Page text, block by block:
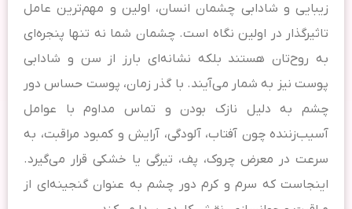
زیبایی و شادابی چشمان انسان، اولین و مهم‌ترین عامل
تاثیرگذار در اولین نگاه است. چشمان شما نه تنها پنجره‌ای
به روح‌تان هستند بلکه نشانه‌ای بارز از سن و شادابی
پوست نیز به شمار می‌آیند. با گذر زمان، پوست حساس دور
چشم به دلیل نازک بودن و تماس مداوم با عوامل
آسیب‌زننده چون آفتاب، آلودگی، آرایش و کمبود مراقبت، به
سرعت در معرض چروک، پف، تیرگی یا خشکی قرار می‌گیرد.
اینجاست که سرم و کرم دور چشم به عنوان گنجینه‌ای از